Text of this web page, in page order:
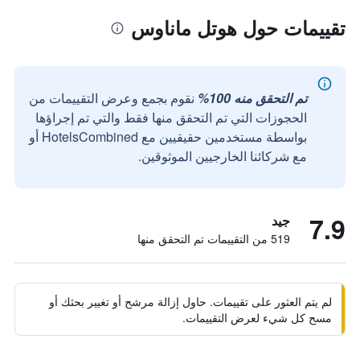
تقييمات حول هوتل ماناوس
تم التحقق منه 100%
نقوم بجمع وعرض التقييمات من
الحجوزات التي تم التحقق منها فقط والتي تم إجراؤها
بواسطة مستخدمين حقيقيين مع HotelsCombined أو
مع شركائنا الخارجيين الموثوقين.
7.9 جيد
519 من التقييمات تم التحقق منها
لم يتم العثور على تقييمات. حاول إزالة مرشح أو تغيير بحثك أو
مسح كل شيء لعرض التقييمات.